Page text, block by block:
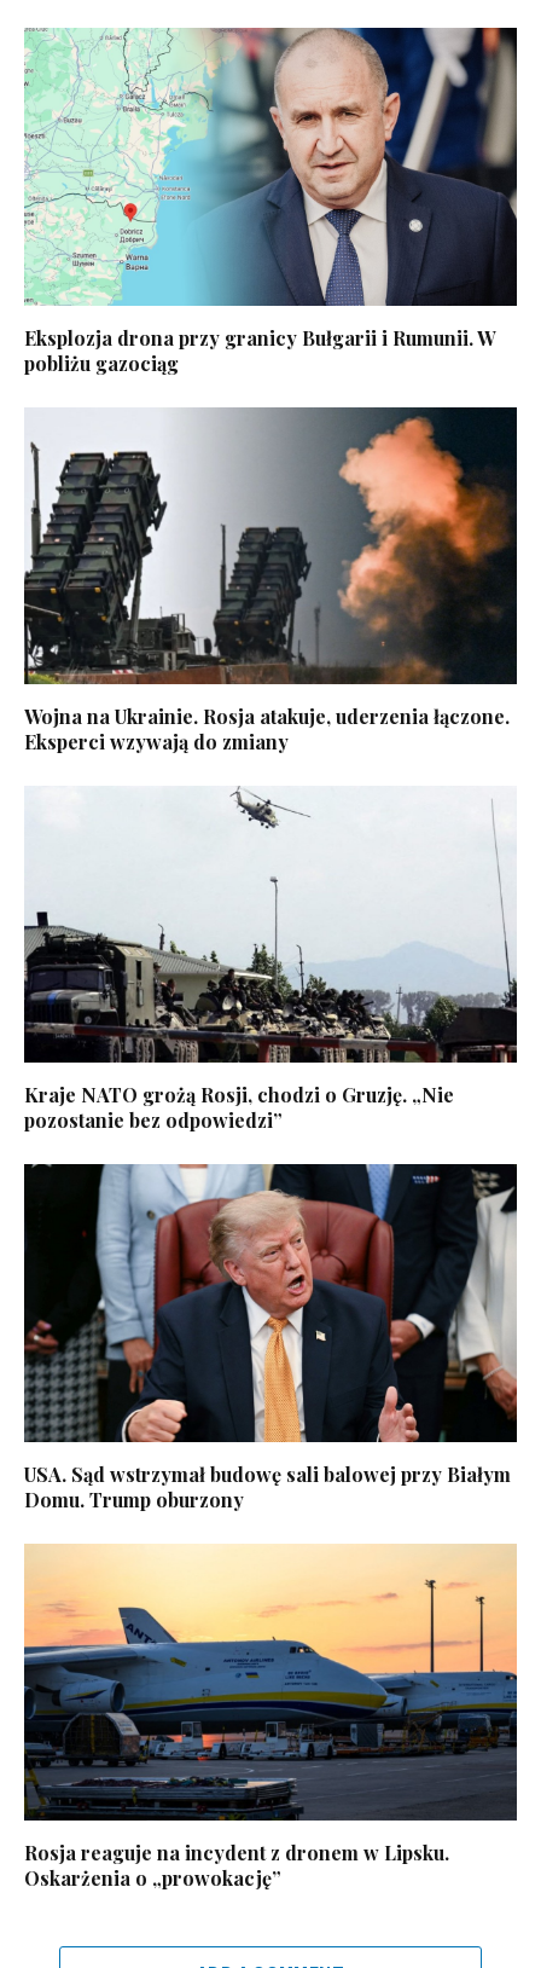
Eksplozja drona przy granicy Bułgarii i Rumunii. W
pobliżu gazociąg
Wojna na Ukrainie. Rosja atakuje, uderzenia łączone.
Eksperci wzywają do zmiany
Kraje NATO grożą Rosji, chodzi o Gruzję. „Nie
pozostanie bez odpowiedzi”
USA. Sąd wstrzymał budowę sali balowej przy Białym
Domu. Trump oburzony
Rosja reaguje na incydent z dronem w Lipsku.
Oskarżenia o „prowokację”